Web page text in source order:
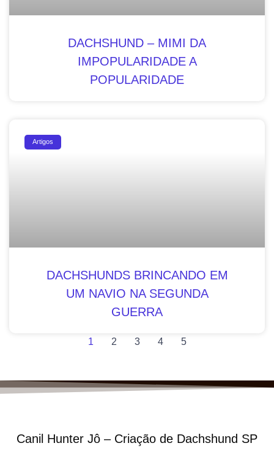
DACHSHUND – MIMI DA
IMPOPULARIDADE A
POPULARIDADE
Artigos
DACHSHUNDS BRINCANDO EM
UM NAVIO NA SEGUNDA
GUERRA
1 2 3 4 5
Canil Hunter Jô – Criação de Dachshund SP